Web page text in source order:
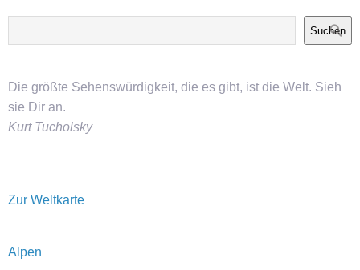
Suchen
Die größte Sehenswürdigkeit, die es gibt, ist die Welt. Sieh
sie Dir an.
Kurt Tucholsky
Zur Weltkarte
Alpen